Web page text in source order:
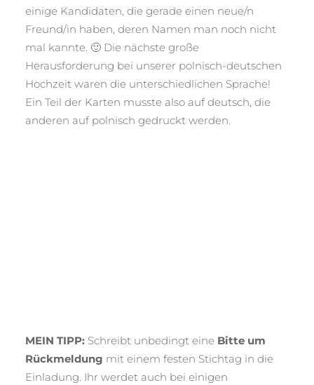
einige Kandidaten, die gerade einen neue/n
Freund/in haben, deren Namen man noch nicht
mal kannte. 🙂 Die nächste große
Herausforderung bei unserer polnisch-deutschen
Hochzeit waren die unterschiedlichen Sprache!
Ein Teil der Karten musste also auf deutsch, die
anderen auf polnisch gedruckt werden.
MEIN TIPP: Schreibt unbedingt eine Bitte um
Rückmeldung mit einem festen Stichtag in die
Einladung. Ihr werdet auch bei einigen